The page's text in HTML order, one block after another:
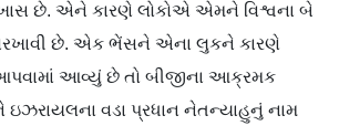
છે. એને કારણે લોકોએ એમને વિશ્વના બે
છે. એક ભેંસને એના લુકને કારણે
આવ્યું છે તો બીજીના આક્રમક
વડા પ્રધાન નેતન્યાહુનું નામ